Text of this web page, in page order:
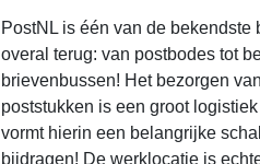
PostNL is één van de
overal terug: van postbodes tot
brievenbussen! Het bezorgen
poststukken is een groot
vormt hierin een belangrijke
bijdragen! De werklocatie is